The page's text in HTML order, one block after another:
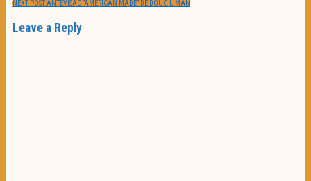
NEXT POST:ANTEVISÃO “AMERICAN MADE” DE DOUG LIMAN
Leave a Reply